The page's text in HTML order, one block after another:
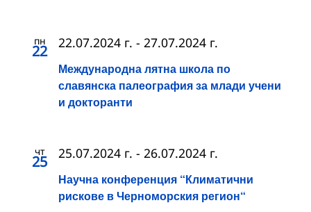
пн
22
Международна лятна школа по
славянска палеография за млади учени
и докторанти
22.07.2024 г. - 27.07.2024 г.
чт
25
Научна конференция “Климатични
рискове в Черноморския регион“
25.07.2024 г. - 26.07.2024 г.